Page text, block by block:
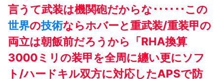
言うて武装は機関砲だからな･･････この
世界の技術ならホバーと重武装/重装甲の
両立は朝飯前だろうから「RHA換算
3000ミリの装甲を全周に纏い更にソフ
ト/ハードキル双方に対応したAPSで防